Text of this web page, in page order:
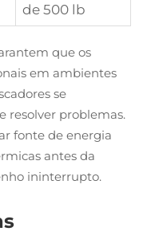
de 500 lb
que os
em ambientes
se
resolver problemas.
fonte de energia
antes da
ininterrupto.